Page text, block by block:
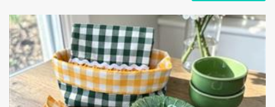
Manta Algodão Amarelo